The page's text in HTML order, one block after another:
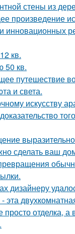
стены из
произведение
инновационных
кв.
50 кв.
путешествие
и света.
искусству
сделать ваш
дизайнеру
эта
просто отделка,